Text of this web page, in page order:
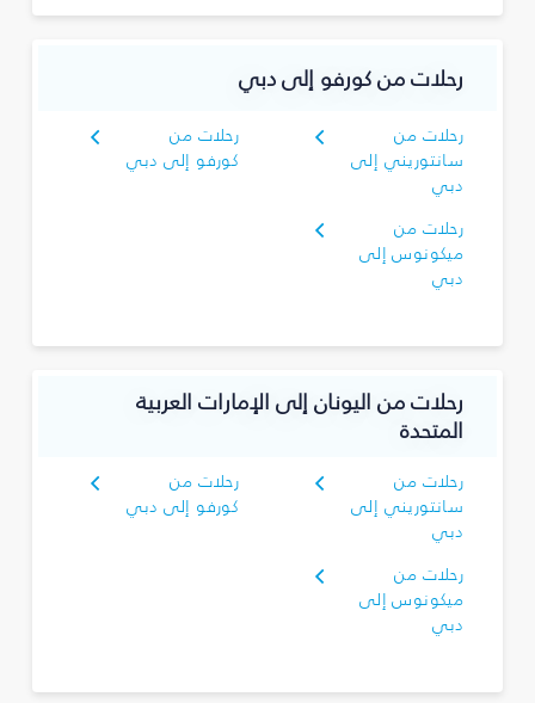
رحلات من كورفو إلى دبي
رحلات من
سانتوريني إلى
دبي
رحلات من
كورفو إلى دبي
رحلات من
ميكونوس إلى
دبي
رحلات من اليونان إلى الإمارات العربية
المتحدة
رحلات من
سانتوريني إلى
دبي
رحلات من
كورفو إلى دبي
رحلات من
ميكونوس إلى
دبي